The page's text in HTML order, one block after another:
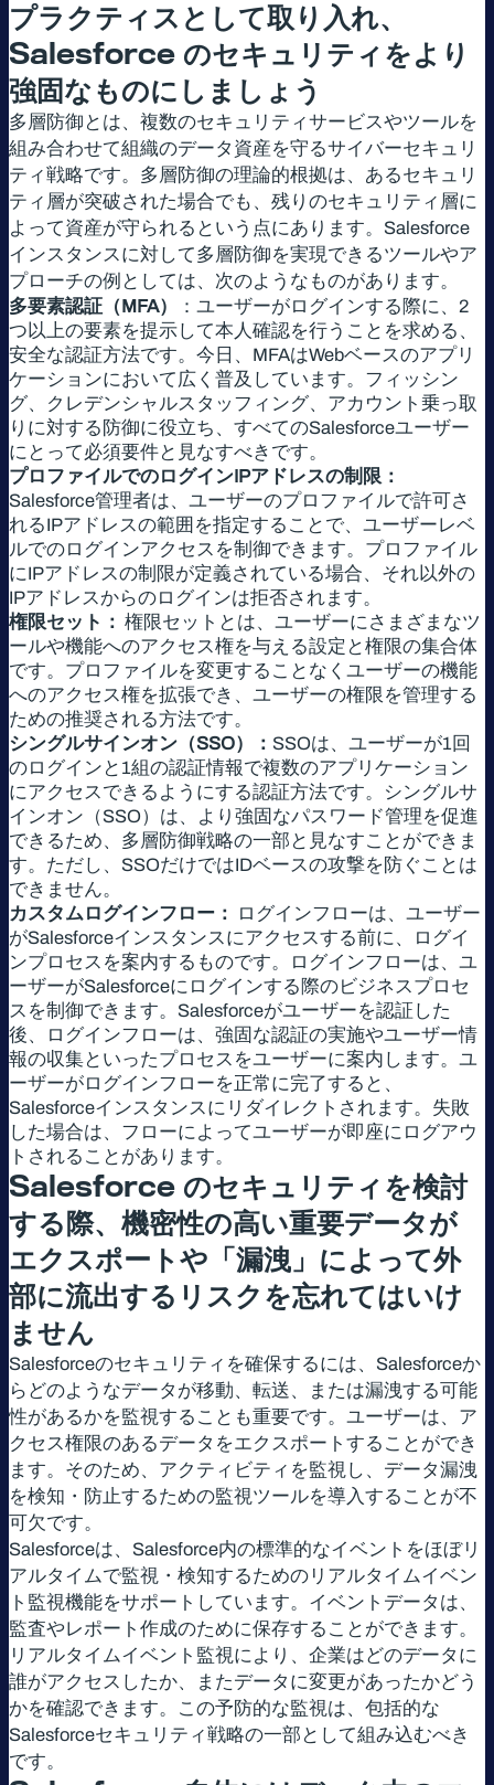
プラクティスとして取り入れ、
Salesforce のセキュリティをより
強固なものにしましょう
多層防御とは、複数のセキュリティサービスやツールを
組み合わせて組織のデータ資産を守るサイバーセキュリ
ティ戦略です。多層防御の理論的根拠は、あるセキュリ
ティ層が突破された場合でも、残りのセキュリティ層に
よって資産が守られるという点にあります。Salesforce
インスタンスに対して多層防御を実現できるツールやア
プローチの例としては、次のようなものがあります。
多要素認証（MFA）
：ユーザーがログインする際に、2
つ以上の要素を提示して本人確認を行うことを求める、
安全な認証方法です。今日、MFAはWebベースのアプリ
ケーションにおいて広く普及しています。フィッシン
グ、クレデンシャルスタッフィング、アカウント乗っ取
りに対する防御に役立ち、すべてのSalesforceユーザー
にとって必須要件と見なすべきです。
プロファイルでのログインIPアドレスの制限：
Salesforce管理者は、ユーザーのプロファイルで許可さ
れるIPアドレスの範囲を指定することで、ユーザーレベ
ルでのログインアクセスを制御できます。プロファイル
にIPアドレスの制限が定義されている場合、それ以外の
IPアドレスからのログインは拒否されます。
権限セット： 権限セットとは、ユーザーにさまざまなツ
ールや機能へのアクセス権を与える設定と権限の集合体
です。プロファイルを変更することなくユーザーの機能
へのアクセス権を拡張でき、ユーザーの権限を管理する
ための推奨される方法です。
シングルサインオン（SSO）： SSOは、ユーザーが1回
のログインと1組の認証情報で複数のアプリケーション
にアクセスできるようにする認証方法です。シングルサ
インオン（SSO）は、より強固なパスワード管理を促進
できるため、多層防御戦略の一部と見なすことができま
す。ただし、SSOだけではIDベースの攻撃を防ぐことは
できません。
カスタムログインフロー：
ログインフローは、ユーザー
がSalesforceインスタンスにアクセスする前に、ログイ
ンプロセスを案内するものです。ログインフローは、ユ
ーザーがSalesforceにログインする際のビジネスプロセ
スを制御できます。Salesforceがユーザーを認証した
後、ログインフローは、強固な認証の実施やユーザー情
報の収集といったプロセスをユーザーに案内します。ユ
ーザーがログインフローを正常に完了すると、
Salesforceインスタンスにリダイレクトされます。失敗
した場合は、フローによってユーザーが即座にログアウ
トされることがあります。
Salesforce のセキュリティを検討
する際、機密性の高い重要データが
エクスポートや「漏洩」によって外
部に流出するリスクを忘れてはいけ
ません
Salesforceのセキュリティを確保するには、Salesforceか
らどのようなデータが移動、転送、または漏洩する可能
性があるかを監視することも重要です。ユーザーは、ア
クセス権限のあるデータをエクスポートすることができ
ます。そのため、アクティビティを監視し、データ漏洩
を検知・防止するための監視ツールを導入することが不
可欠です。
Salesforceは、Salesforce内の標準的なイベントをほぼリ
アルタイムで監視・検知するためのリアルタイムイベン
ト監視機能をサポートしています。イベントデータは、
監査やレポート作成のために保存することができます。
リアルタイムイベント監視により、企業はどのデータに
誰がアクセスしたか、またデータに変更があったかどう
かを確認できます。この予防的な監視は、包括的な
Salesforceセキュリティ戦略の一部として組み込むべき
です。